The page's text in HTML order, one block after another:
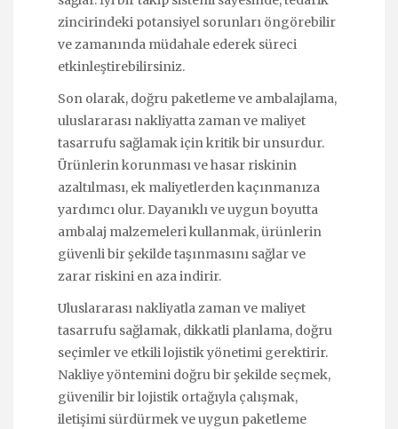
zincirindeki potansiyel sorunları öngörebilir
ve zamanında müdahale ederek süreci
etkinleştirebilirsiniz.
Son olarak, doğru paketleme ve ambalajlama,
uluslararası nakliyatta zaman ve maliyet
tasarrufu sağlamak için kritik bir unsurdur.
Ürünlerin korunması ve hasar riskinin
azaltılması, ek maliyetlerden kaçınmanıza
yardımcı olur. Dayanıklı ve uygun boyutta
ambalaj malzemeleri kullanmak, ürünlerin
güvenli bir şekilde taşınmasını sağlar ve
zarar riskini en aza indirir.
Uluslararası nakliyatla zaman ve maliyet
tasarrufu sağlamak, dikkatli planlama, doğru
seçimler ve etkili lojistik yönetimi gerektirir.
Nakliye yöntemini doğru bir şekilde seçmek,
güvenilir bir lojistik ortağıyla çalışmak,
iletişimi sürdürmek ve uygun paketleme